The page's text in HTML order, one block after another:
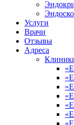
Услуги
Врачи
Отзывы
Адреса